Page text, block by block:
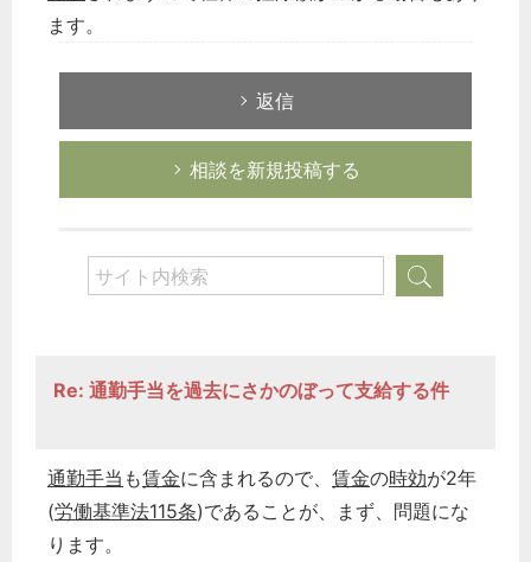
ます。
返信
相談を新規投稿する
Re: 通勤手当を過去にさかのぼって支給する件
通勤手当 も賃金に含まれるので、 賃金の時効が2年
(労働基準法115条)であることが、まず、問題にな
ります。